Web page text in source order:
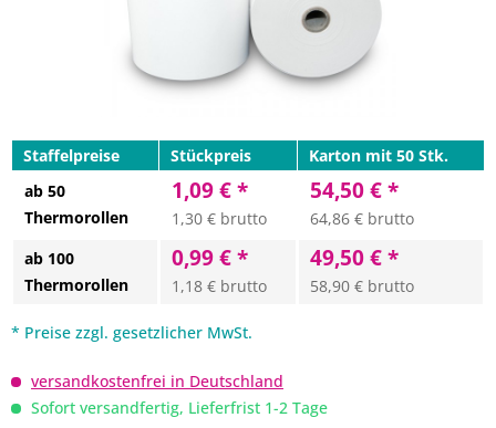
Staffelpreise Stückpreis
Karton mit 50 Stk.
ab 50
Thermorollen
1,09 € *
1,30 € brutto
54,50 € *
64,86 € brutto
ab 100
Thermorollen
0,99 € *
1,18 € brutto
49,50 € *
58,90 € brutto
* Preise zzgl. gesetzlicher MwSt.
versandkostenfrei in Deutschland
Sofort versandfertig, Lieferfrist 1-2 Tage